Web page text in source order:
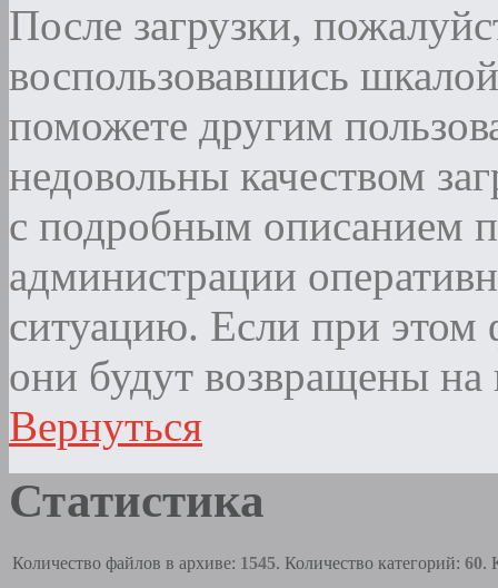
После загрузки,
воспользовавшись
поможете другим
недовольны качеством
с подробным описанием
администрации
ситуацию. Если при этом
они будут возвращены на
Вернуться
Статистика
Количество файлов в архиве: 1545. Количество категорий: 60.